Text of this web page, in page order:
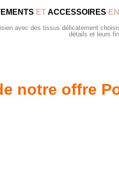
ETACCESSOIRES
avec des tissus délicatement
détails et leurs
notre offre